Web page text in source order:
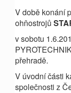
V době konání
ohňostrojů
v sobotu
přehradě.
V úvodní části
společnosti z